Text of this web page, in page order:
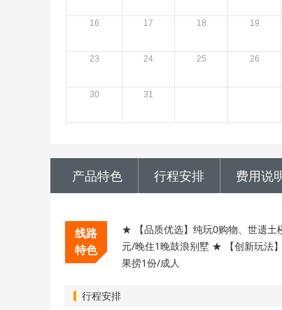
16 17 18 19
23 24 25 26
30 31
产品特色 行程安排 费用说
线路
特色
★ 【品质优选】纯玩0购物、世遗土
元/晚住1晚鼓浪别墅 ★ 【创新玩法
果捞1份/成人
行程安排